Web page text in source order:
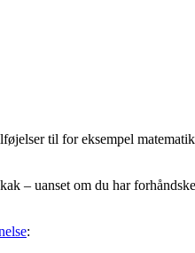
til for eksempel
– uanset om du har
: